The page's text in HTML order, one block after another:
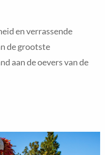
en verrassende
de grootste
aan de oevers van de